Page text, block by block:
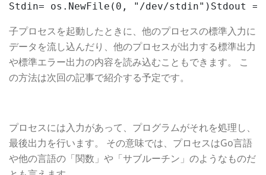
Stdin= os.NewFile(0, "/dev/stdin")Stdout
子プロセスを起動したときに、他のプロセスの標準入力に
データを流し込んだり、他のプロセスが出力する標準出力
や標準エラー出力の内容を読み込むこともできます。 こ
の方法は次回の記事で紹介する予定です。
プロセスには入力があって、プログラムがそれを処理し、
最後出力を行います。 その意味では、プロセスはGo言語
や他の言語の「関数」や「サブルーチン」のようなものだ